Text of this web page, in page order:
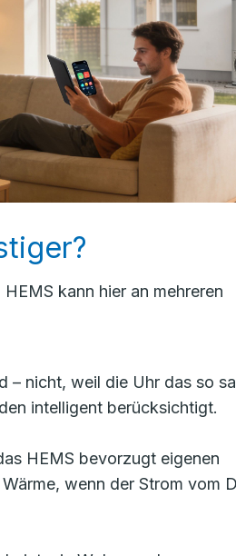
kann hier an mehreren
– nicht, weil die Uhr das so
intelligent berücksichtigt.
HEMS bevorzugt eigenen
wenn der Strom vom